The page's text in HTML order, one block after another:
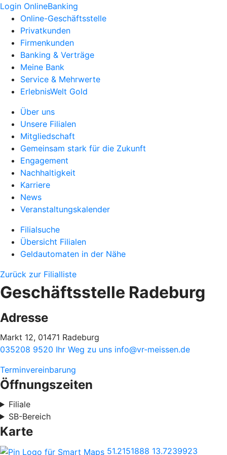
Login OnlineBanking
Online-Geschäftsstelle
Privatkunden
Firmenkunden
Banking & Verträge
Meine Bank
Service & Mehrwerte
ErlebnisWelt Gold
Über uns
Unsere Filialen
Mitgliedschaft
Gemeinsam stark für die Zukunft
Engagement
Nachhaltigkeit
Karriere
News
Veranstaltungskalender
Filialsuche
Übersicht Filialen
Geldautomaten in der Nähe
Zurück zur Filialliste
Geschäftsstelle Radeburg
Adresse
Markt 12, 01471 Radeburg
035208 9520 Ihr Weg zu uns info@vr-meissen.de
Terminvereinbarung
Öffnungszeiten
Filiale
SB-Bereich
Karte
51.2151888 13.7239923